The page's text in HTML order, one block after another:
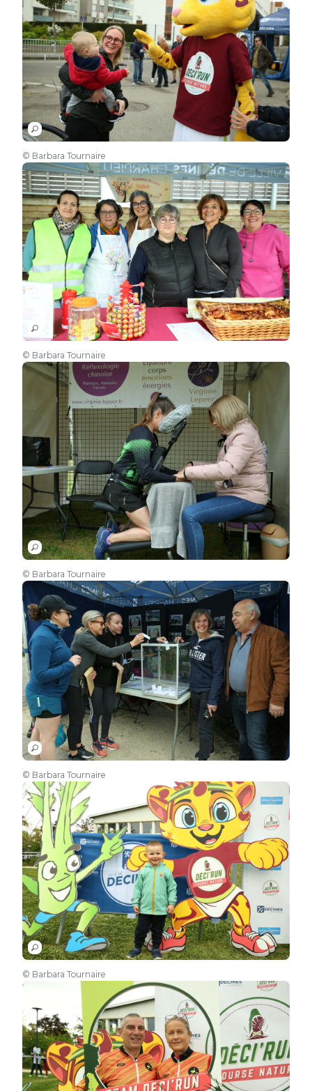
© Barbara Tournaire
© Barbara Tournaire
© Barbara Tournaire
© Barbara Tournaire
© Barbara Tournaire